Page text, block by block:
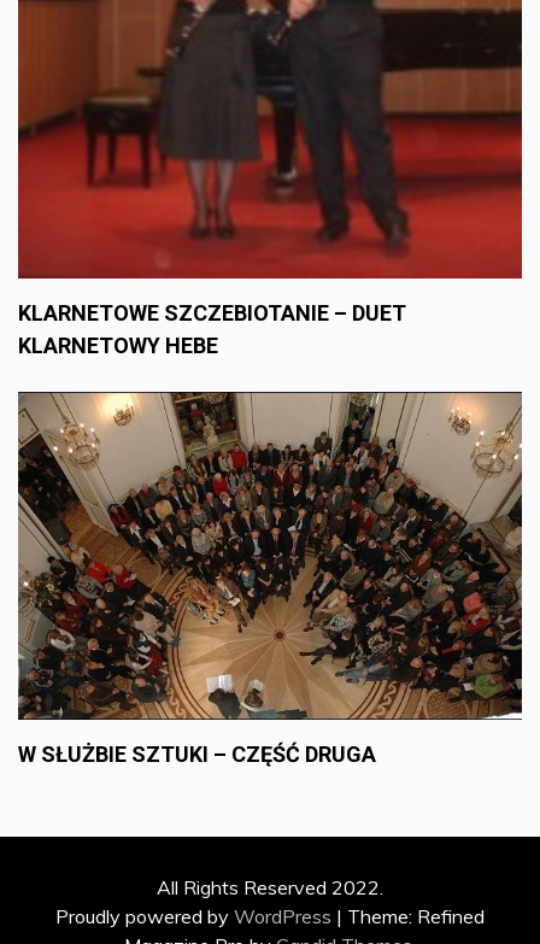
KLARNETOWE SZCZEBIOTANIE – DUET
KLARNETOWY HEBE
W SŁUŻBIE SZTUKI – CZĘŚĆ DRUGA
All Rights Reserved 2022.
Proudly powered by WordPress | Theme: Refined